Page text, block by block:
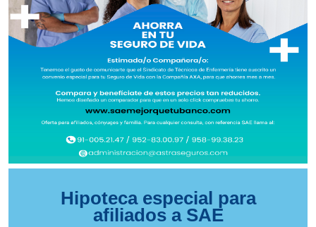
Hipoteca especial para
afiliados a SAE